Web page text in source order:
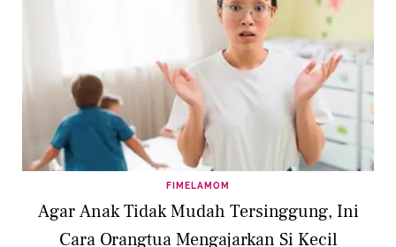
FIMELAMOM
Agar Anak Tidak Mudah Tersinggung, Ini
Cara Orangtua Mengajarkan Si Kecil